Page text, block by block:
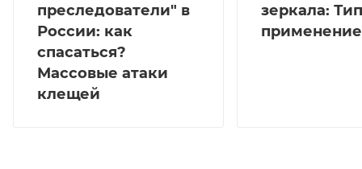
преследователи" в
России: как
спасаться?
Массовые атаки
клещей
зеркала:
применение